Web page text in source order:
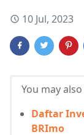
10 Jul, 2023
You may
Daftar
BRImo